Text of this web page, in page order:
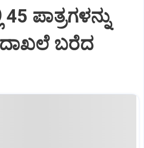
ಪಾತ್ರಗಳನ್ನು
ಬರೆದ